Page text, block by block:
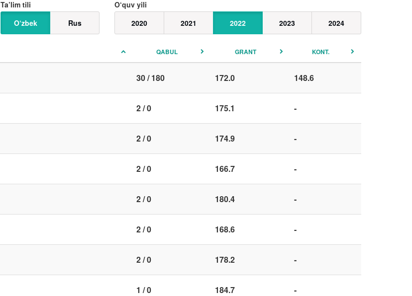
O‘quv yili
2020
2021 2022 2023 2024
Ta’lim tili
O‘zbek
Rus
QABUL GRANT KONT.
30 / 180 172.0 148.6
2 / 0 175.1 -
2 / 0 174.9 -
2 / 0 166.7 -
2 / 0 180.4 -
2 / 0 168.6 -
2 / 0 178.2 -
1 / 0 184.7 -